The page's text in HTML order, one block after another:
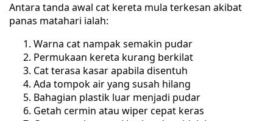
Antara tanda awal cat kereta mula terkesan akibat
panas matahari ialah:
Warna cat nampak semakin pudar
Permukaan kereta kurang berkilat
Cat terasa kasar apabila disentuh
Ada tompok air yang susah hilang
Bahagian plastik luar menjadi pudar
Getah cermin atau wiper cepat keras